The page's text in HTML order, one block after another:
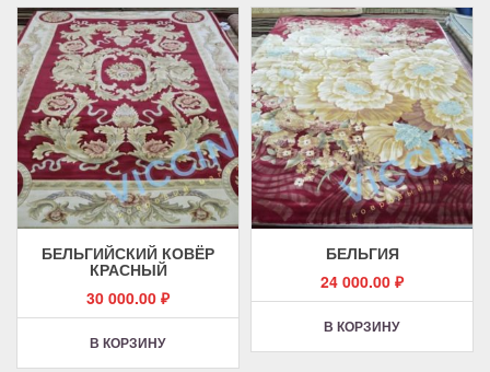
БЕЛЬГИЙСКИЙ КОВЁР
КРАСНЫЙ
30 000.00 ₽
В КОРЗИНУ
БЕЛЬГИЯ
24 000.00 ₽
В КОРЗИНУ